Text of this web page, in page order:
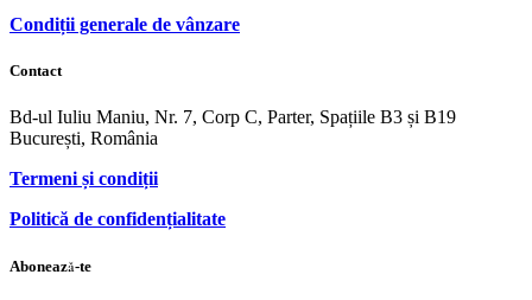
Condiții generale de vânzare
Contact
Bd-ul Iuliu Maniu, Nr. 7, Corp C, Parter, Spațiile B3 și B19
București, România
Termeni și condiții
Politică de confidențialitate
Abonează-te